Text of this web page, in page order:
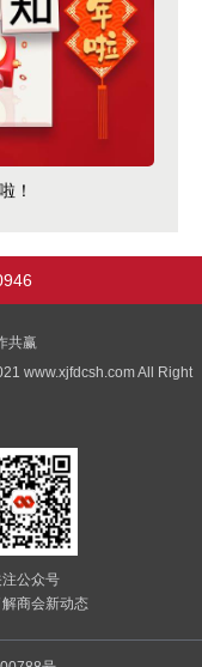
！
共赢
www.xjfdcsh.com All Right
注公众号
商会新动态